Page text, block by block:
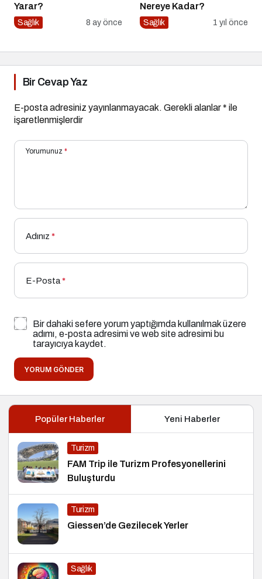
Yarar?
Sağlık 8 ay önce
Nereye Kadar?
Sağlık 1 yıl önce
Bir Cevap Yaz
E-posta adresiniz yayınlanmayacak. Gerekli alanlar* ile
işaretlenmişlerdir
Yorumunuz *
Adınız *
E-Posta*
Bir dahaki sefere yorum yaptığımda kullanılmak üzere
adımı, e-posta adresimi ve web site adresimi bu
tarayıcıya kaydet.
YORUM GÖNDER
Popüler Haberler Yeni Haberler
Turizm
FAM Trip ile Turizm Profesyonellerini
Buluşturdu
Turizm
Giessen’de Gezilecek Yerler
Sağlık